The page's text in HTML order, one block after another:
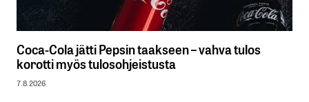
Coca-Cola jätti Pepsin taakseen – vahva tulos
korotti myös tulosohjeistusta
7.8.2026